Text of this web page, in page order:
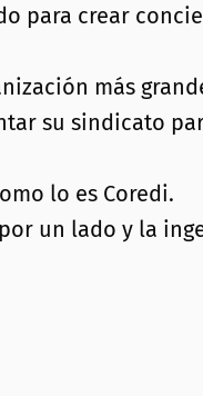
para crear
más
su sindicato
lo es Coredi.
un lado y la